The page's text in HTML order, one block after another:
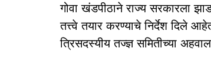
गोवा खंडपीठाने राज्य सरकारला
तत्त्वे तयार करण्याचे निर्देश दिले
त्रिसदस्यीय तज्ज्ञ समितीच्या